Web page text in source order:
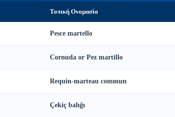
Τοπική Ονομασία
Pesce martello
Cornuda or Pez martillo
Requin-marteau commun
Çekiç balığı